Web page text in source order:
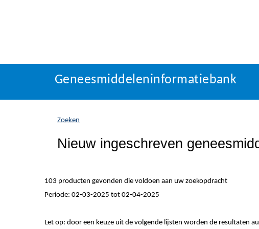
Geneesmiddeleninformatiebank
U
zich
hier:
Geneesmiddeleninformatiebank
Zoeken
Nieuw ingeschreven
103 producten gevonden die voldoen aan uw zoekopdracht
Periode: 02-03-2025 tot 02-04-2025
Let op: door een keuze uit de volgende lijsten worden de resultaten